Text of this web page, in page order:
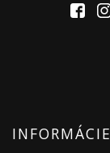
INFORMÁCIE